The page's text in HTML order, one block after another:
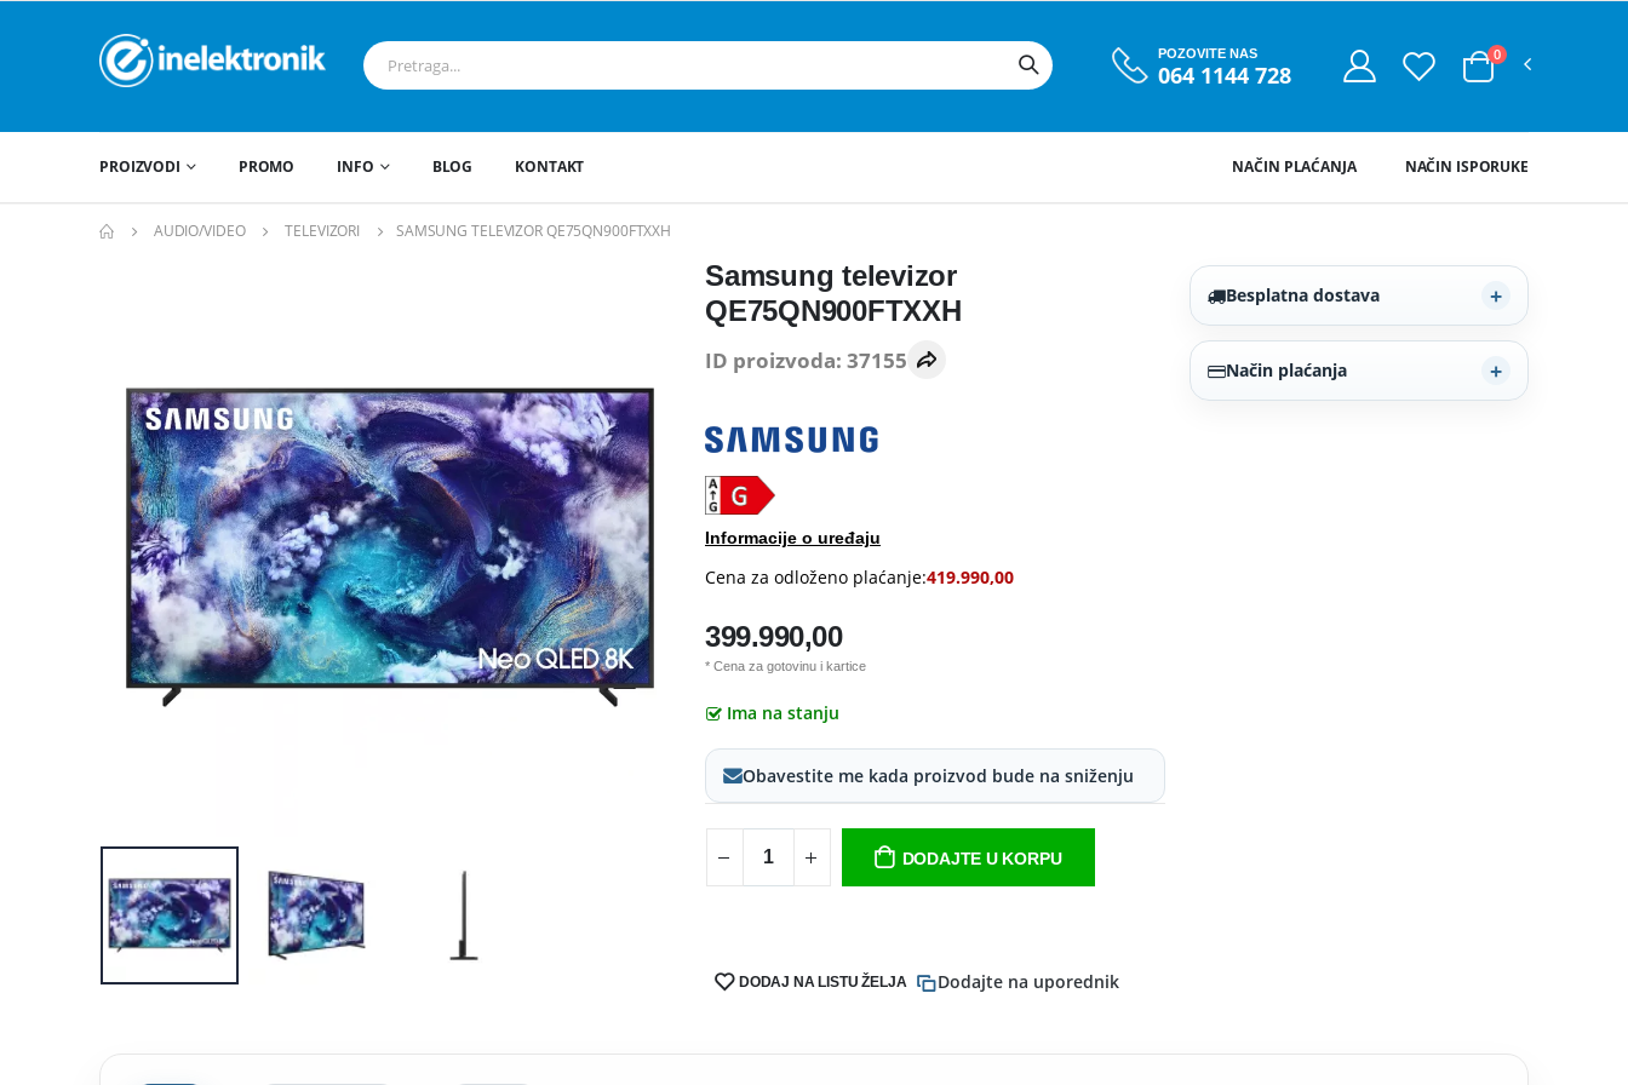
POZOVITE NAS
064 1144 728
0
PROIZVODI PROMO INFO BLOG KONTAKT NAČIN ISPORUKE
NAČIN PLAĆANJA
AUDIO/VIDEO TELEVIZORI SAMSUNG TELEVIZOR QE75QN900FTXXH
Samsung televizor
QE75QN900FTXXH
ID proizvoda: 37155
Informacije o uređaju
Cena za odloženo plaćanje:419.990,00
399.990,00
* Cena za gotovinu i kartice
Ima na stanju
Obavestite me kada proizvod bude na sniženju
DODAJTE U KORPU
DODAJ NA LISTU ŽELJA Dodajte na uporednik
Besplatna dostava
Način plaćanja